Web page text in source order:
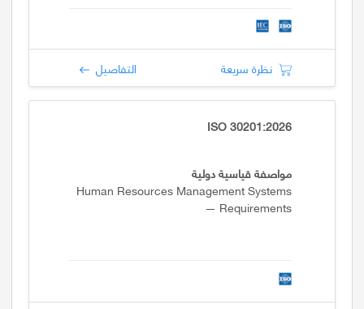
نظرة سريعة التفاصيل
ISO 30201:2026
مواصفة قياسية دولية
Human Resources Management Systems
— Requirements